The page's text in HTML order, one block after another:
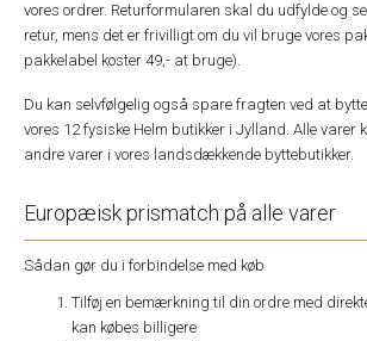
vores ordrer. Returformularen skal du udfylde og
retur, mens det er frivilligt om du vil bruge vores
pakkelabel koster 49,- at bruge).
Du kan selvfølgelig også spare fragten ved at
vores 12 fysiske Helm butikker i Jylland. Alle varer
andre varer i vores landsdækkende byttebutikker.
Europæisk prismatch på alle varer
Sådan gør du i forbindelse med køb
Tilføj en bemærkning til din ordre med
kan købes billigere